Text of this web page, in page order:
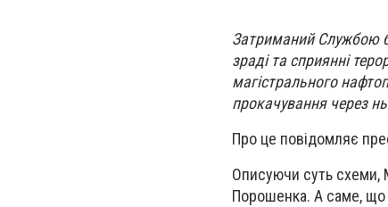
Затриманий Службою
зраді та сприянні
магістрального
прокачування через
Про це повідомляє
Описуючи суть схеми,
Порошенка. А саме, що